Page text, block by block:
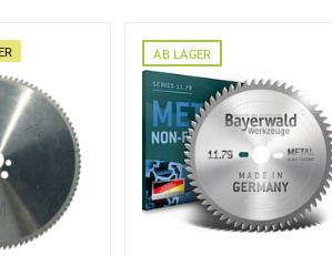
AB LAGER